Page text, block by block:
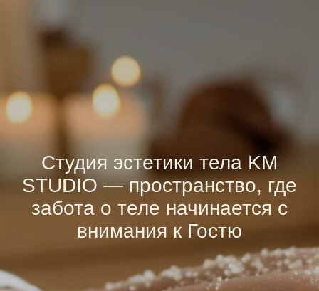
Студия эстетики тела KM
STUDIO — пространство, где
внимания к Гостю